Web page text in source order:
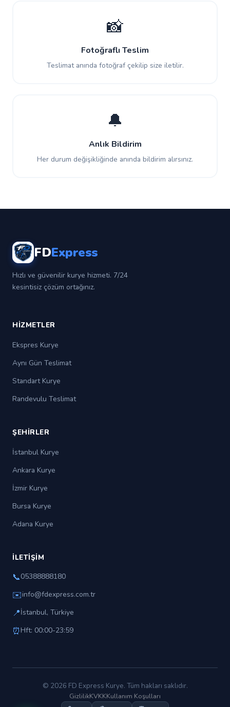
📸
Fotoğraflı Teslim
Teslimat anında fotoğraf çekilip size iletilir.
🔔
Anlık Bildirim
Her durum değişikliğinde anında bildirim alırsınız.
FDExpress
Hızlı ve güvenilir kurye hizmeti. 7/24
kesintisiz çözüm ortağınız.
HIZMETLER
Ekspres Kurye
Aynı Gün Teslimat
Standart Kurye
Randevulu Teslimat
ŞEHIRLER
İstanbul Kurye
Ankara Kurye
İzmir Kurye
Bursa Kurye
Adana Kurye
İLETIŞIM
📞05388888180
✉️info@fdexpress.com.tr
📍İstanbul, Türkiye
⏰ Hft: 00:00-23:59
© 2026 FD Express Kurye. Tüm hakları saklıdır.
GizlilikKVKKKullanım Koşulları